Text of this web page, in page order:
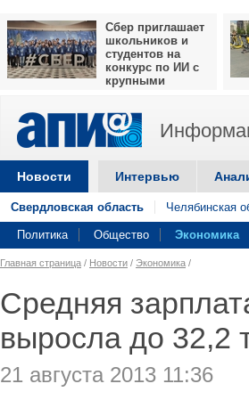
Сбер приглашает
школьников и
студентов на
конкурс по ИИ с
крупными
Новости Интервью
Свердловская область Челябинская
Политика Общество Экономика
Главная страница / Новости / Экономика /
Средняя
выросла до 32,2
21 августа 2013 11:36